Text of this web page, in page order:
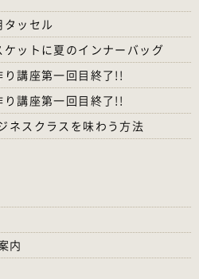
ッセル
ットに夏のインナーバッグ
講座第一回目終了!!
講座第一回目終了!!
ネスクラスを味わう方法
内